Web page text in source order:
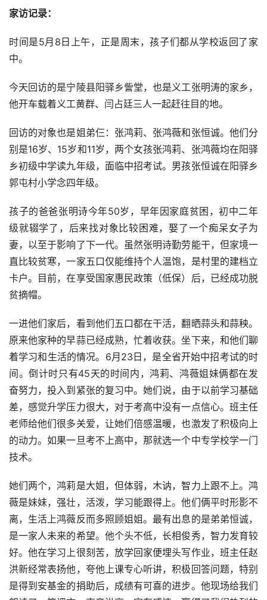
家访记录：
时间是5月8日上午，正是周末，孩子们都从学校返回了家
中。
今天回访的是宁陵县阳驿乡訾堂，也是义工张明涛的家乡，
他开车载着义工黄群、闫占廷三人一起赶往目的地。
回访的对象也是姐弟仨：张鸿莉、张鸿薇和张恒诚。他们分
别是16岁、15岁和11岁，两个女孩张鸿莉、张鸿薇均在阳驿
乡初级中学读九年级，面临中招考试。男孩张恒诚在阳驿乡
郭屯村小学念四年级。
孩子的爸爸张明诗今年50岁，早年因家庭贫困，初中二年
级就辍学了，后来找对象比较困难，娶了一个痴呆女子为
妻，以至于影响了下一代。虽然张明诗勤劳能干，但家境一
直比较贫寒，一家五口仅能维持个人温饱，是村里的建档立
卡户。目前，在享受国家惠民政策（低保）后，已经成功脱
贫摘帽。
一进他们家后，看到他们五口都在干活，翻晒蒜头和蒜秧。
原来他家种的早蒜已经成熟，忙着收获。坐下来，和他们聊
着学习和生活的情况。6月23日，是全省开始中招考试的时
间。倒计时只有45天的时间内，鸿莉、鸿薇姐妹俩都在发
奋努力，投入到紧张的复习中。她们说，由于以前学习基础
差，感觉升学压力很大，对于考高中没有一点信心。班主任
老师给他们很多关爱，让她们倍感温暖，也激发了积极向上
的动力。如果一旦考不上高中，那就选一个中专学校学一门
技术。
她们两个，鸿莉是大姐，但体弱，木讷，智力上跟不上。鸿
薇是妹妹，强壮，活泼，学习能跟得上。他们俩平时形影不
离，生活上鸿薇反而多照顾姐姐。最有出息的是弟弟恒诚，
是一家人未来的希望。他个头不低，长相俊秀，智力发育较
好。他在学习上很刻苦，放学回家便埋头写作业，班主任赵
洪新经常表扬他，夸他上课专心听讲，积极回答问题，特别
是得到安基金的捐助后，成绩有可喜的进步。他现场给我们